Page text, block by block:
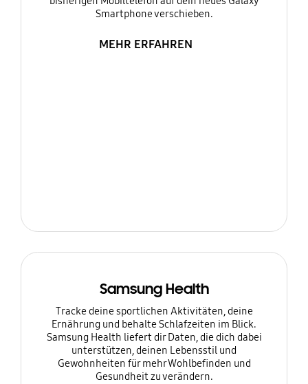
Smartphone verschieben.
MEHR ERFAHREN
Samsung Health
Tracke deine sportlichen Aktivitäten, deine
Ernährung und behalte Schlafzeiten im Blick.
Samsung Health liefert dir Daten, die dich dabei
unterstützen, deinen Lebensstil und
Gewohnheiten für mehr Wohlbefinden und
Gesundheit zu verändern.